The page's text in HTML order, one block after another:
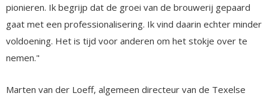
pionieren. Ik begrijp dat de groei van de brouwerij gepaard
gaat met een professionalisering. Ik vind daarin echter minder
voldoening. Het is tijd voor anderen om het stokje over te
nemen."
Marten van der Loeff, algemeen directeur van de Texelse